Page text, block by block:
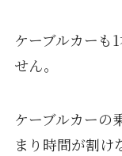
ケーブルカーも
せん。
ケーブルカーの
まり時間が割け